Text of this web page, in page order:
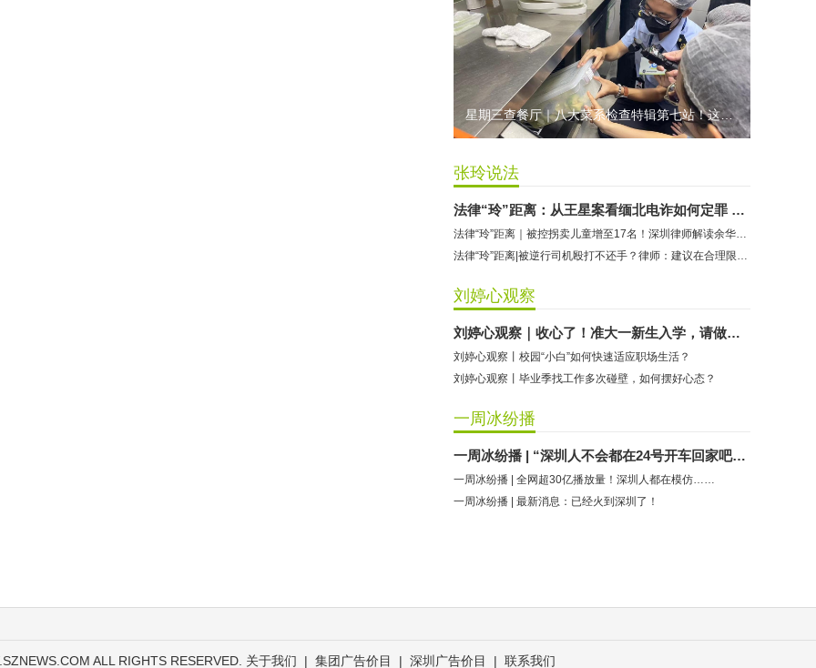
哈尔特健身：商家拒不配合调解
香港卡依宝贝国际婴幼儿游泳馆：商家停业未退费
龅牙兔儿童情商训练营：商家承诺退费未履行
预付式消费退款难 深圳市消委会公开谴责力美健华联店
元宵佳节，发生了“甜蜜的烦恼”该怎么办？星期三查餐厅｜八大菜系检查特辑第七站！这家米其林一星人气闽菜餐厅后厨干净吗？
张玲说法
法律“玲”距离：从王星案看缅北电诈如何定罪 深圳刑辩律师卢方这么说
刘婷心观察
刘婷心观察｜收心了！准大一新生入学，请做好这些准备
刘婷心观察丨校园“小白”如何快速适应职场生活？
刘婷心观察丨毕业季找工作多次碰壁，如何摆好心态？
一周冰纷播
一周冰纷播 | “深圳人不会都在24号开车回家吧？”第一批回去的已经……
一周冰纷播 | 全网超30亿播放量！深圳人都在模仿……
一周冰纷播 | 最新消息：已经火到深圳了！
ALL RIGHTS RESERVED. 关于我们 | 集团广告价目 | 深圳广告价目 | 联系我们